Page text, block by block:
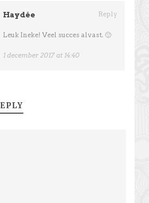
Haydée Reply
Leuk Ineke! Veel succes alvast. 🙂
1 december 2017 at 14:40